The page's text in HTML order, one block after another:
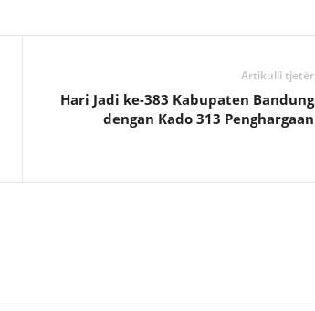
Artikulli tjetër
Hari Jadi ke-383 Kabupaten Bandung
dengan Kado 313 Penghargaan